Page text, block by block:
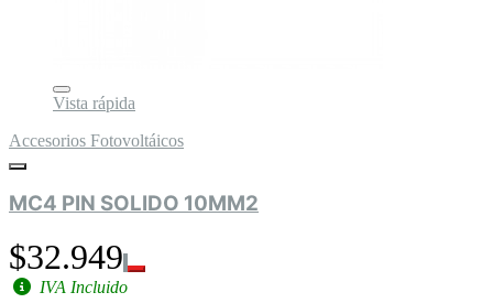
Vista rápida
Accesorios Fotovoltáicos
MC4 PIN SOLIDO 10MM2
$32.949
IVA Incluido